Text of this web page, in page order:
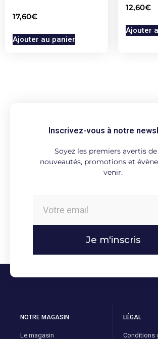
17,60€
Ajouter au panier
12,60€
Ajouter
Inscrivez-vous à notre
Soyez les premiers avertis
nouveautés, promotions et
venir.
Je m'inscris
NOTRE MAGASIN
Le magasin
LÉGAL
Conditions